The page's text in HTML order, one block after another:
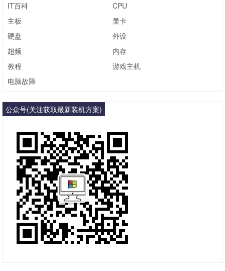
IT百科
CPU
主板
显卡
硬盘
外设
超频
内存
教程
游戏主机
电脑故障
公众号(关注获取最新装机方案)